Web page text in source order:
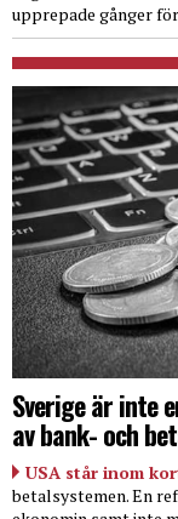
upprepade gånger
Sverige är inte
av bank- och
USA står inom
betalsystemen. En